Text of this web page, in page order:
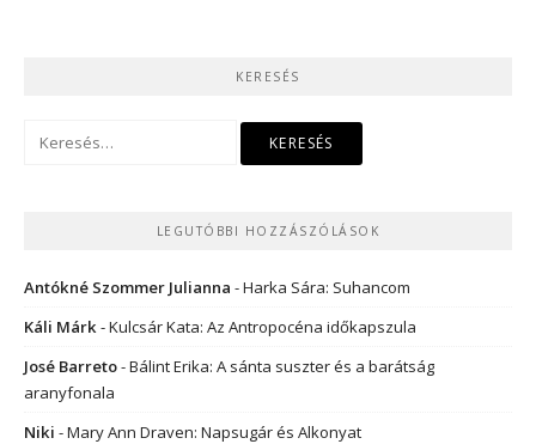
KERESÉS
LEGUTÓBBI HOZZÁSZÓLÁSOK
Antókné Szommer Julianna -Harka Sára: Suhancom
Káli Márk -Kulcsár Kata: Az Antropocéna időkapszula
José Barreto-Bálint Erika: A sánta suszter és a barátság
aranyfonala
Niki -Mary Ann Draven: Napsugár és Alkonyat